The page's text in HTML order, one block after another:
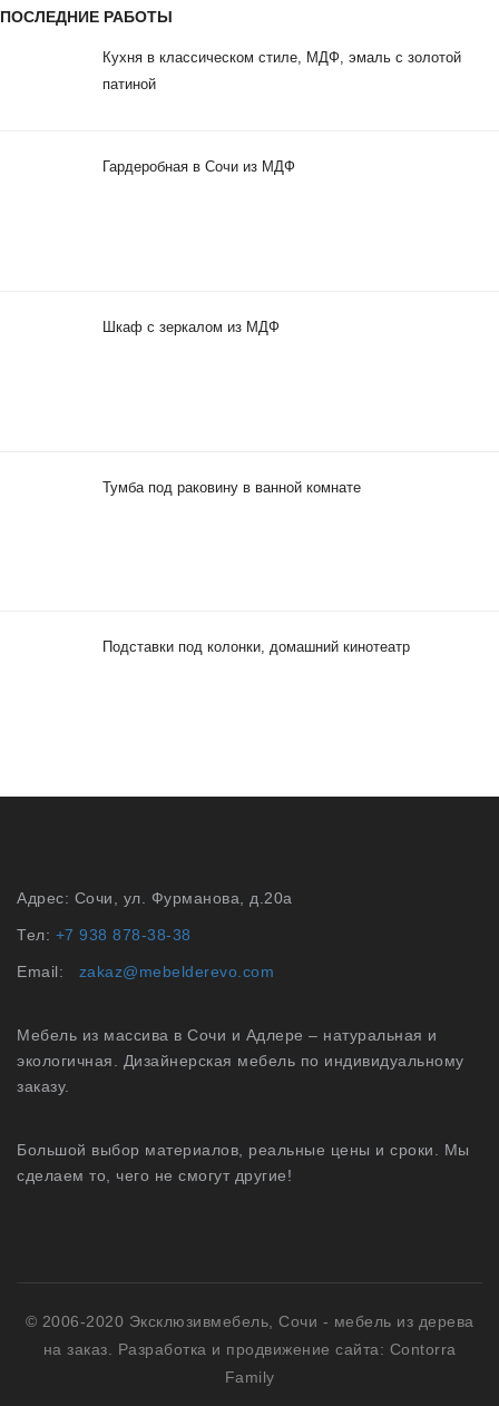
ПОСЛЕДНИЕ РАБОТЫ
Кухня в классическом стиле, МДФ, эмаль с золотой
патиной
Гардеробная в Сочи из МДФ
Шкаф с зеркалом из МДФ
Тумба под раковину в ванной комнате
Подставки под колонки, домашний кинотеатр
Адрес: Сочи, ул. Фурманова, д.20а
Тел: +7 938 878-38-38
Email: zakaz@mebelderevo.com
Мебель из массива в Сочи и Адлере – натуральная и
экологичная. Дизайнерская мебель по индивидуальному
заказу.
Большой выбор материалов, реальные цены и сроки. Мы
сделаем то, чего не смогут другие!
© 2006-2020 Эксклюзивмебель, Сочи - мебель из дерева
на заказ
Разработка и продвижение сайта: Contorra
Family